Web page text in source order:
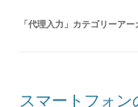
「代理入力 」カテゴリーアー
スマートフォン